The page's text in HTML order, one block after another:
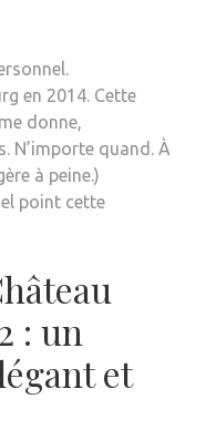
en 2014. Cette
donne,
N’importe quand. À
à peine.)
point cette
: un
et